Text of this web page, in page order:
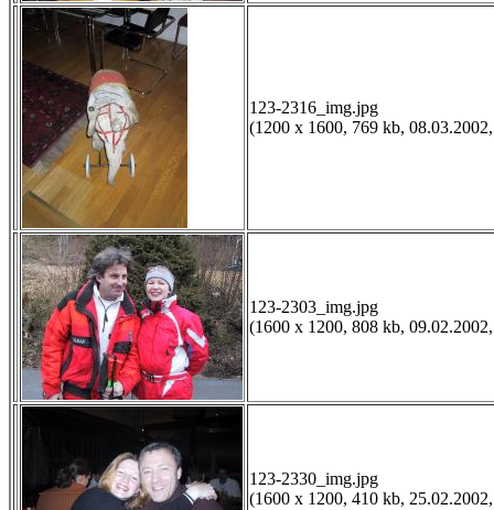
123-2316_img.jpg
(1200 x 1600, 769 kb,
123-2303_img.jpg
(1600 x 1200, 808 kb,
123-2330_img.jpg
(1600 x 1200, 410 kb,